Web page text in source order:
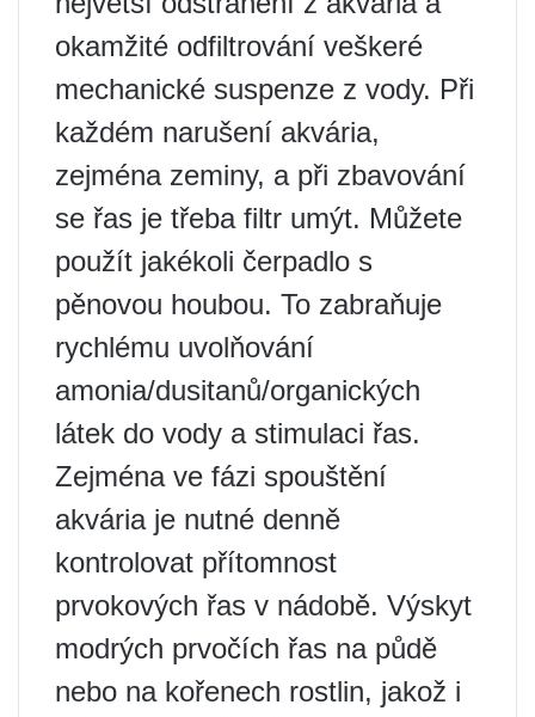
okamžité odfiltrování veškeré
mechanické suspenze z vody. Při
každém narušení akvária,
zejména zeminy, a při zbavování
se řas je třeba filtr umýt. Můžete
použít jakékoli čerpadlo s
pěnovou houbou. To zabraňuje
rychlému uvolňování
amonia/dusitanů/organických
látek do vody a stimulaci řas.
Zejména ve fázi spouštění
akvária je nutné denně
kontrolovat přítomnost
prvokových řas v nádobě. Výskyt
modrých prvočích řas na půdě
nebo na kořenech rostlin, jakož i